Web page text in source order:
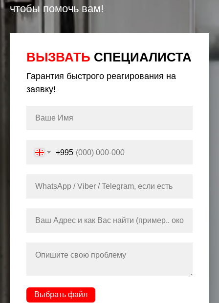
чтобы помочь вам!
ВЫЗВАТЬ СПЕЦИАЛИСТА
Гарантия быстрого реагирования на
заявку!
+995
Выбрать файл